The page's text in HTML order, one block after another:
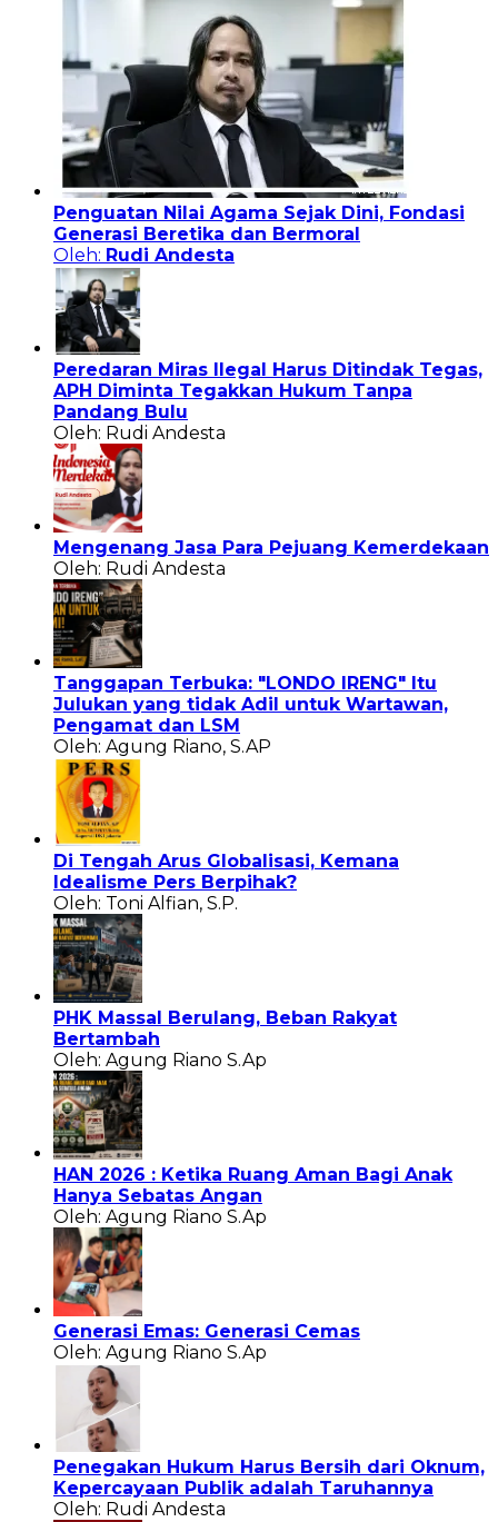
Penguatan Nilai Agama Sejak Dini, Fondasi
Generasi Beretika dan Bermoral
Oleh: Rudi Andesta
Peredaran Miras Ilegal Harus Ditindak Tegas,
APH Diminta Tegakkan Hukum Tanpa
Pandang Bulu
Oleh: Rudi Andesta
Mengenang Jasa Para Pejuang Kemerdekaan
Oleh: Rudi Andesta
Tanggapan Terbuka: "LONDO IRENG" Itu
Julukan yang tidak Adil untuk Wartawan,
Pengamat dan LSM
Oleh: Agung Riano, S.AP
Di Tengah Arus Globalisasi, Kemana
Idealisme Pers Berpihak?
Oleh: Toni Alfian, S.P.
PHK Massal Berulang, Beban Rakyat
Bertambah
Oleh: Agung Riano S.Ap
HAN 2026 : Ketika Ruang Aman Bagi Anak
Hanya Sebatas Angan
Oleh: Agung Riano S.Ap
Generasi Emas: Generasi Cemas
Oleh: Agung Riano S.Ap
Penegakan Hukum Harus Bersih dari Oknum,
Kepercayaan Publik adalah Taruhannya
Oleh: Rudi Andesta